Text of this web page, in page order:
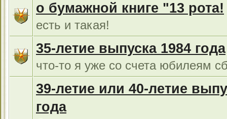
о бумажной книге "13 рота!
есть и такая!
35-летие выпуска 1984 года
что-то я уже со счета юбилеям
39-летие или 40-летие
года